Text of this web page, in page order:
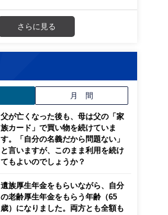
さらに見る
月 間
父が亡くなった後も、母は父の「家
族カード」で買い物を続けていま
す。「自分の名義だから問題ない」
と言いますが、このまま利用を続け
てもよいのでしょうか？
遺族厚生年金をもらいながら、自分
の老齢厚生年金をもらう年齢（65
歳）になりました。両方とも全額も